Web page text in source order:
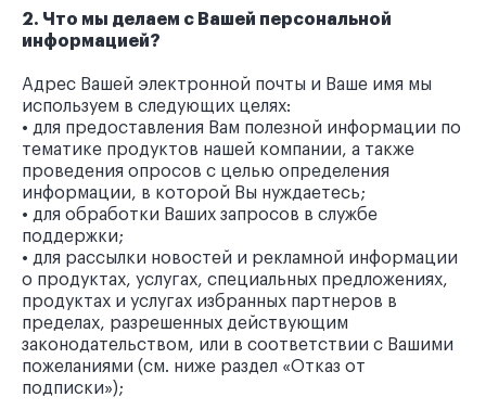
2. Что мы делаем с Вашей персональной
информацией?
Адрес Вашей электронной почты и Ваше имя мы
используем в следующих целях:
• для предоставления Вам полезной информации по
тематике продуктов нашей компании, а также
проведения опросов с целью определения
информации, в которой Вы нуждаетесь;
• для обработки Ваших запросов в службе
поддержки;
• для рассылки новостей и рекламной информации
о продуктах, услугах, специальных предложениях,
продуктах и услугах избранных партнеров в
пределах, разрешенных действующим
законодательством, или в соответствии с Вашими
пожеланиями (см. ниже раздел «Отказ от
подписки»);